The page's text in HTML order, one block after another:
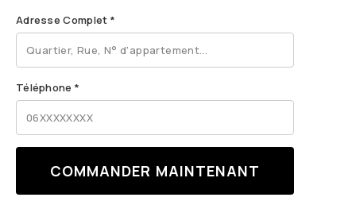
Adresse Complet *
Téléphone *
COMMANDER MAINTENANT